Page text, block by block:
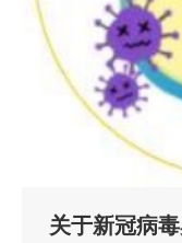
关于新冠病